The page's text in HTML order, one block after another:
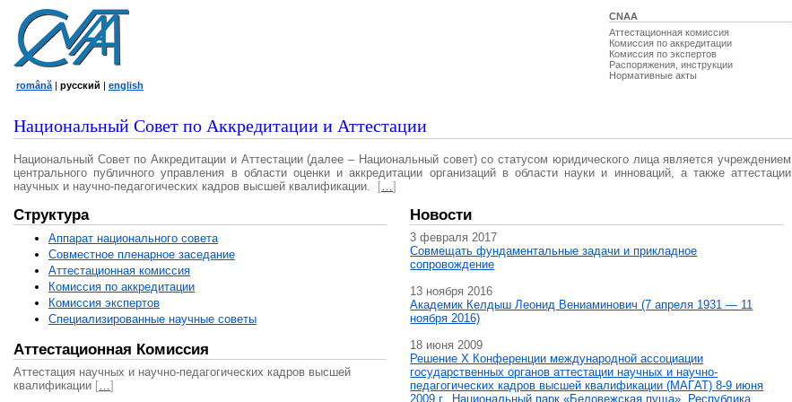
CNAA
Аттестационная комиссия
Комиссия по аккредитации
Комиссия по экспертов
Распоряжения, инструкции
Нормативные акты
română | русский | english
Национальный Совет по Аккредитации и Аттестации
Национальный Совет по Аккредитации и Аттестации (далее – Национальный совет) со статусом юридического лица является учреждением
центрального публичного управления в области оценки и аккредитации организаций в области науки и инноваций, а также аттестации
научных и научно-педагогических кадров высшей квалификации.
[…]
Структура
Аппарат национального совета
Совместное пленарное заседание
Аттестационная комисcия
Комиссия по аккредитации
Комиссия экспертов
Специализированные научные советы
Аттестационная Комиссия
Аттестация научных и научно-педагогических кадров высшей
квалификации […]
Новости
3 февраля 2017
Совмещать фундаментальные задачи и прикладное
сопровождение
13 ноября 2016
Академик Келдыш Леонид Вениаминович (7 апреля 1931 — 11
ноября 2016)
18 июня 2009
Решение X Конференции международной ассоциации
государственных органов аттестации научных и научно-
педагогических кадров высшей квалификации (МАГAT) 8-9 июня
2009 г., Национальный парк «Беловежская пуща», Республика